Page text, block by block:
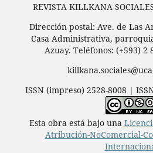
REVISTA KILLKANA
Dirección postal: Ave. de Las
Casa Administrativa,
Azuay. Teléfonos: (+593) 2
ISSN (impreso) 2528-8008 |
Esta obra está bajo una
Atribución-NoComercial-